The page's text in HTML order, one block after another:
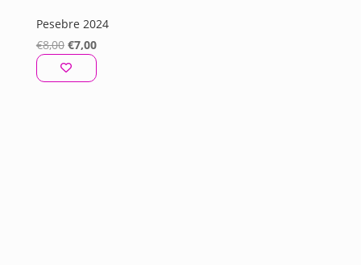
Pesebre 2024
€8,00 El
precio
original
€7,00El
precio
actual